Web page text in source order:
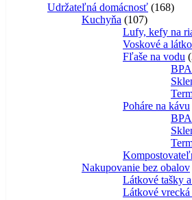
Udržateľná domácnosť 168168
Kuchyňa 107107
produktov
Lufy, kefy na
Voskové a
Fľaše na vodu
Poháre na kávu
Nakupovanie bez obalov
Látkové tašky
Látkové vrecká